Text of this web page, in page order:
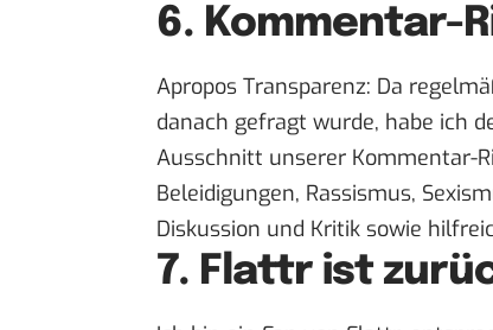
6. Kommentar-
Apropos Transparenz: Da
danach gefragt wurde, habe ich
Ausschnitt unserer Kommentar-
Beleidigungen, Rassismus,
Diskussion und Kritik sowie
7. Flattr ist